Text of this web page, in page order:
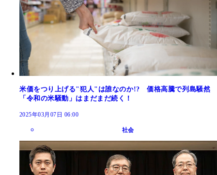
米価をつり上げる"犯人"は誰なのか!? 価格高騰で列島騒然
「令和の米騒動」はまだまだ続く！
2025年03月07日 06:00
社会